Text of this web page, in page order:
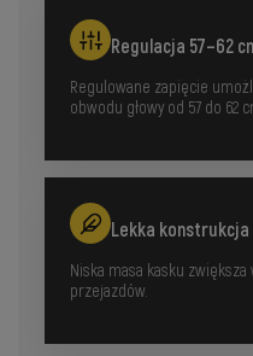
Regulacja 57–62
Regulowane zapięcie
obwodu głowy od 57 do 62
Lekka konstrukcja
Niska masa kasku
przejazdów.